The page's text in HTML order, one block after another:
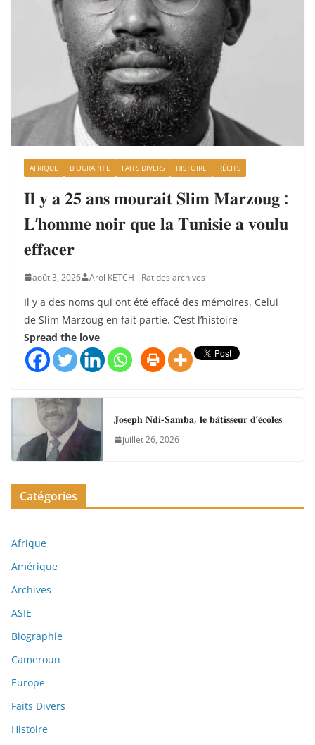
AFRIQUE BIOGRAPHIE FAITS DIVERS HISTOIRE RÉCITS
𝐈𝐥 𝐲 𝐚 𝟐𝟓 𝐚𝐧𝐬 𝐦𝐨𝐮𝐫𝐚𝐢𝐭 𝐒𝐥𝐢𝐦 𝐌𝐚𝐫𝐳𝐨𝐮𝐠 :
𝐋’𝐡𝐨𝐦𝐦𝐞 𝐧𝐨𝐢𝐫 𝐪𝐮𝐞 𝐥𝐚 𝐓𝐮𝐧𝐢𝐬𝐢𝐞 𝐚 𝐯𝐨𝐮𝐥𝐮
𝐞𝐟𝐟𝐚𝐜𝐞𝐫
août 3, 2026 Arol KETCH - Rat des archives
Il y a des noms qui ont été effacé des mémoires. Celui
de Slim Marzoug en fait partie. C’est l’histoire
Spread the love
𝐉𝐨𝐬𝐞𝐩𝐡 𝐍𝐝𝐢-𝐒𝐚𝐦𝐛𝐚, 𝐥𝐞 𝐛𝐚̂𝐭𝐢𝐬𝐬𝐞𝐮𝐫 𝐝’𝐞́𝐜𝐨𝐥𝐞𝐬
juillet 26, 2026
Catégories
Afrique
Amérique
Archives
ASIE
Biographie
Cameroun
Europe
Faits Divers
Histoire